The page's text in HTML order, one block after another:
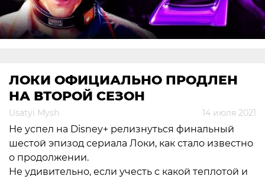
ЛОКИ ОФИЦИАЛЬНО ПРОДЛЕН
НА ВТОРОЙ СЕЗОН
Usatyi Mysh 14 июля 2021
Не успел на Disney+ релизнуться финальный
шестой эпизод сериала Локи, как стало известно
о продолжении.
Не удивительно, если учесть с какой теплотой и